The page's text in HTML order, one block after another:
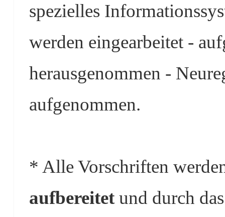
spezielles
werden eingearbeitet -
herausgenommen -
aufgenommen.
* Alle Vorschriften
aufbereitetund durch